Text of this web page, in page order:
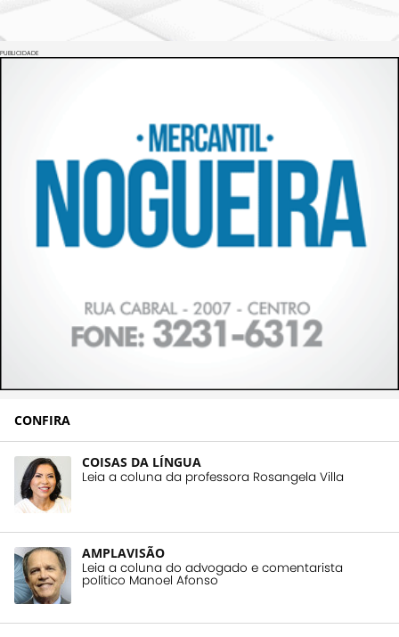
PUBLICIDADE
CONFIRA
COISAS DA LÍNGUA
Leia a coluna da professora Rosangela Villa
AMPLAVISÃO
Leia a coluna do advogado e comentarista
político Manoel Afonso